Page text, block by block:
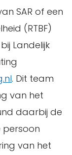
SAR of een
(RTBF)
Landelijk
. Dit team
van het
daarbij de
van het